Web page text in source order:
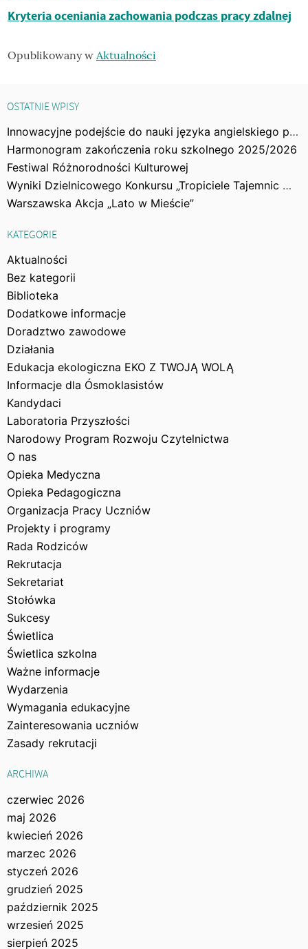
Kryteria oceniania zachowania podczas pracy zdalnej
Opublikowany w Aktualności
OSTATNIE WPISY
Innowacyjne podejście do nauki języka angielskiego poprzez gry
Harmonogram zakończenia roku szkolnego 2025/2026
Festiwal Różnorodności Kulturowej
Wyniki Dzielnicowego Konkursu „Tropiciele Tajemnic Woli”
Warszawska Akcja „Lato w Mieście”
KATEGORIE
Aktualności
Bez kategorii
Biblioteka
Dodatkowe informacje
Doradztwo zawodowe
Działania
Edukacja ekologiczna EKO Z TWOJĄ WOLĄ
Informacje dla Ósmoklasistów
Kandydaci
Laboratoria Przyszłości
Narodowy Program Rozwoju Czytelnictwa
O nas
Opieka Medyczna
Opieka Pedagogiczna
Organizacja Pracy Uczniów
Projekty i programy
Rada Rodziców
Rekrutacja
Sekretariat
Stołówka
Sukcesy
Świetlica
Świetlica szkolna
Ważne informacje
Wydarzenia
Wymagania edukacyjne
Zainteresowania uczniów
Zasady rekrutacji
ARCHIWA
czerwiec 2026
maj 2026
kwiecień 2026
marzec 2026
styczeń 2026
grudzień 2025
październik 2025
wrzesień 2025
sierpień 2025